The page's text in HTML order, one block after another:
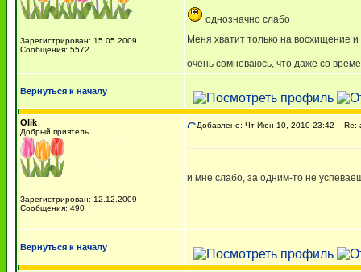
Зарегистрирован: 15.05.2009
Сообщения: 5572
однозначно слабо
Меня хватит только на восхищение
очень сомневаюсь, что даже со
Вернуться к началу
Olik
Добрый приятель
Зарегистрирован: 12.12.2009
Сообщения: 490
Добавлено: Чт Июн 10, 2010 23:42 Re:
и мне слабо, за одним-то не
Вернуться к началу